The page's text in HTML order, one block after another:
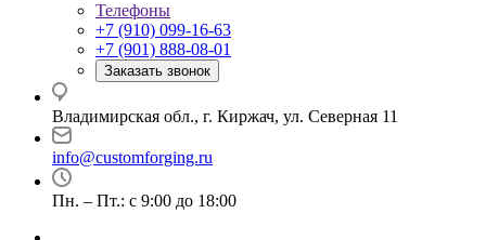
Телефоны
+7 (910) 099-16-63
+7 (901) 888-08-01
Заказать звонок
Владимирская обл., г. Киржач, ул. Северная 11
info@customforging.ru
Пн. – Пт.: с 9:00 до 18:00